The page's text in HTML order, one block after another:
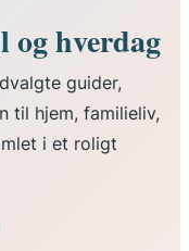
og hverdag
guider,
til hjem, familieliv,
i et roligt